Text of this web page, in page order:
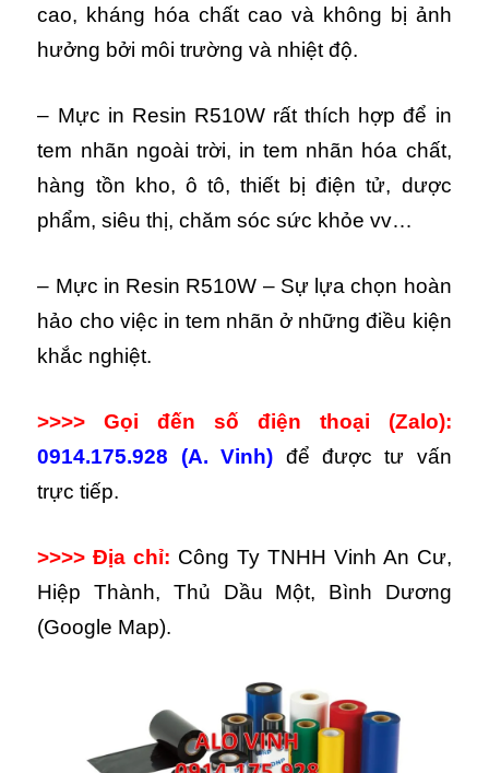
cao, kháng hóa chất cao và không bị ảnh
hưởng bởi môi trường và nhiệt độ.
– Mực in Resin R510W rất thích hợp để in
tem nhãn ngoài trời, in tem nhãn hóa chất,
hàng tồn kho, ô tô, thiết bị điện tử, dược
phẩm, siêu thị, chăm sóc sức khỏe vv…
– Mực in Resin R510W – Sự lựa chọn hoàn
hảo cho việc in tem nhãn ở những điều kiện
khắc nghiệt.
>>>> Gọi đến số điện thoại (Zalo):
0914.175.928 (A. Vinh) để được tư vấn
trực tiếp.
>>>> Địa chỉ: Công Ty TNHH Vinh An Cư,
Hiệp Thành, Thủ Dầu Một, Bình Dương
(Google Map).